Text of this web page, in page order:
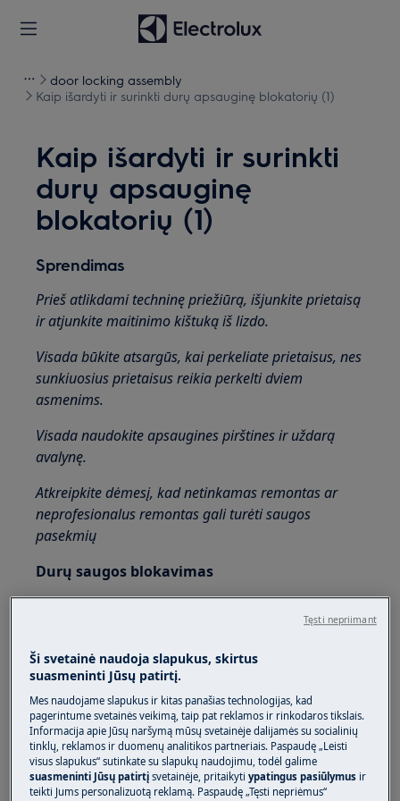
door locking assembly
Kaip išardyti ir surinkti durų apsauginę blokatorių (1)
Kaip išardyti ir surinkti
durų apsauginę
blokatorių (1)
Sprendimas
Prieš atlikdami techninę priežiūrą, išjunkite prietaisą
ir atjunkite maitinimo kištuką iš lizdo.
Visada būkite atsargūs, kai perkeliate prietaisus, nes
sunkiuosius prietaisus reikia perkelti dviem
asmenims.
Visada naudokite apsaugines pirštines ir uždarą
avalynę.
Atkreipkite dėmesį, kad netinkamas remontas ar
neprofesionalus remontas gali turėti saugos
pasekmių
Durų saugos blokavimas
Nuimkite geležinį žiedą, pritvirtinantį gofruotąjį
tarpiklį prie įrenginio.
Ši svetainė naudoja slapukus, skirtus
suasmeninti Jūsų patirtį.
Mes naudojame slapukus ir kitas panašias technologijas, kad
pagerintume svetainės veikimą, taip pat reklamos ir rinkodaros tikslais.
Informacija apie Jūsų naršymą mūsų svetainėje dalijamės su socialinių
tinklų, reklamos ir duomenų analitikos partneriais. Paspaudę „Leisti
visus slapukus“ sutinkate su slapukų naudojimu, todėl galime
suasmeninti Jūsų patirtįsvetainėje, pritaikytiypatingus pasiūlymus ir
teikti Jums personalizuotą reklamą. Paspaudę „Tęsti nepriėmus“
Tęsti nepriimant